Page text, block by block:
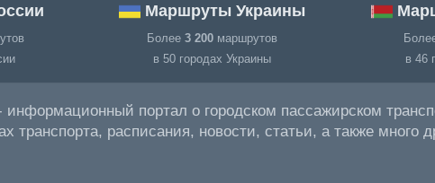
Маршруты Украины
Более3 200 маршрутов
в 50 городах Украины
в 46
портал о городском пассажирском
расписания, новости, статьи, а также много